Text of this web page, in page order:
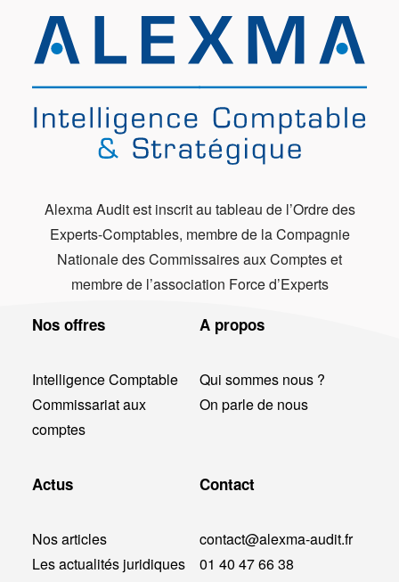
Alexma Audit est inscrit au tableau de l’Ordre des
Experts-Comptables, membre de la Compagnie
Nationale des Commissaires aux Comptes et
membre de l’association Force d’Experts
Nos offres
Intelligence Comptable
Commissariat aux
comptes
A propos
Qui sommes nous ?
On parle de nous
Actus
Nos articles
Les actualités juridiques
Contact
contact@alexma-audit.fr
01 40 47 66 38